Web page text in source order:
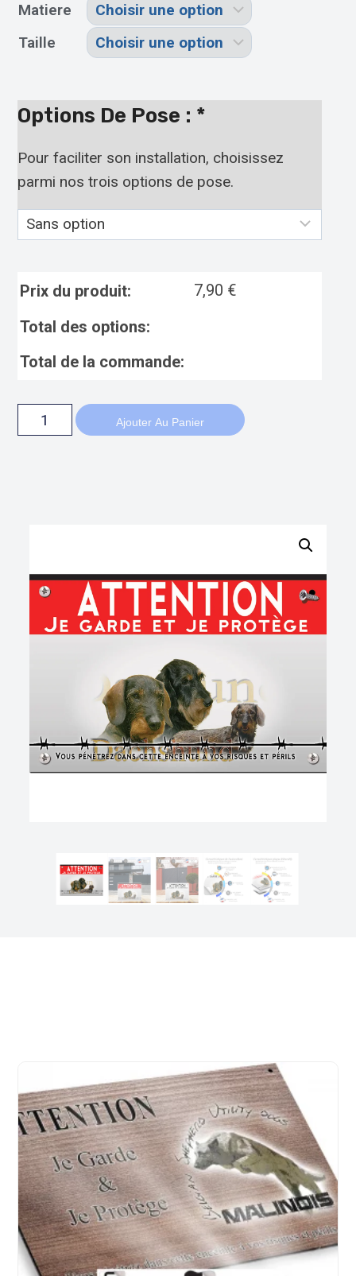
Matiere
Taille
Options De Pose : *
Pour faciliter son installation, choisissez
parmi nos trois options de pose.
Prix du produit: 7,90 €
Total des options:
Total de la commande:
Ajouter Au Panier